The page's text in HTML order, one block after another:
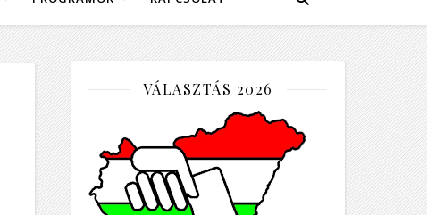
VÁLASZTÁS 2026